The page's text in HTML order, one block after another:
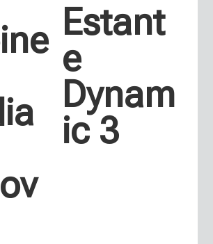
Estant
e
Dynam
ic 3